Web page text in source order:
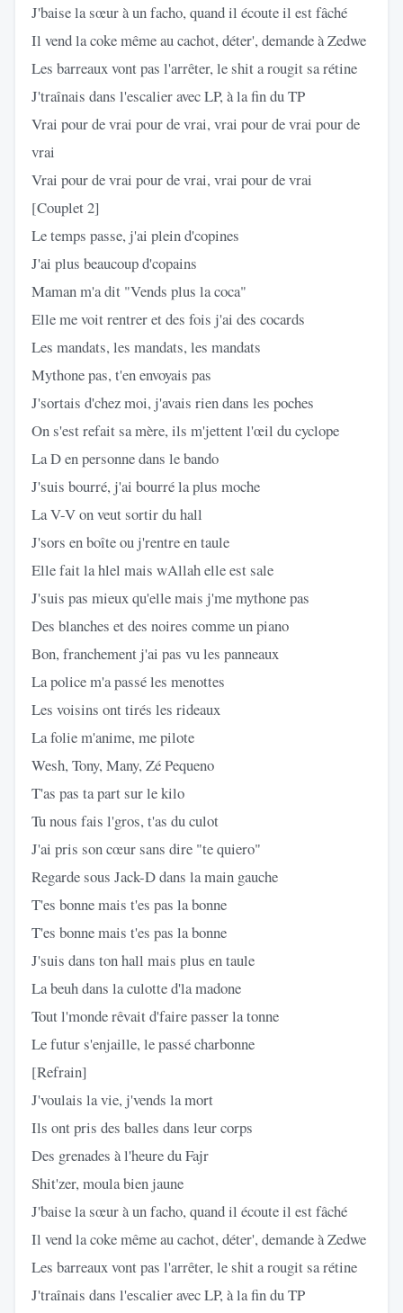
J'baise la sœur à un facho, quand il écoute il est fâché
Il vend la coke même au cachot, déter', demande à Zedwe
Les barreaux vont pas l'arrêter, le shit a rougit sa rétine
J'traînais dans l'escalier avec LP, à la fin du TP
Vrai pour de vrai pour de vrai, vrai pour de vrai pour de
vrai
Vrai pour de vrai pour de vrai, vrai pour de vrai
[Couplet 2]
Le temps passe, j'ai plein d'copines
J'ai plus beaucoup d'copains
Maman m'a dit "Vends plus la coca"
Elle me voit rentrer et des fois j'ai des cocards
Les mandats, les mandats, les mandats
Mythone pas, t'en envoyais pas
J'sortais d'chez moi, j'avais rien dans les poches
On s'est refait sa mère, ils m'jettent l'œil du cyclope
La D en personne dans le bando
J'suis bourré, j'ai bourré la plus moche
La V-V on veut sortir du hall
J'sors en boîte ou j'rentre en taule
Elle fait la hlel mais wAllah elle est sale
J'suis pas mieux qu'elle mais j'me mythone pas
Des blanches et des noires comme un piano
Bon, franchement j'ai pas vu les panneaux
La police m'a passé les menottes
Les voisins ont tirés les rideaux
La folie m'anime, me pilote
Wesh, Tony, Many, Zé Pequeno
T'as pas ta part sur le kilo
Tu nous fais l'gros, t'as du culot
J'ai pris son cœur sans dire "te quiero"
Regarde sous Jack-D dans la main gauche
T'es bonne mais t'es pas la bonne
T'es bonne mais t'es pas la bonne
J'suis dans ton hall mais plus en taule
La beuh dans la culotte d'la madone
Tout l'monde rêvait d'faire passer la tonne
Le futur s'enjaille, le passé charbonne
[Refrain]
J'voulais la vie, j'vends la mort
Ils ont pris des balles dans leur corps
Des grenades à l'heure du Fajr
Shit'zer, moula bien jaune
J'baise la sœur à un facho, quand il écoute il est fâché
Il vend la coke même au cachot, déter', demande à Zedwe
Les barreaux vont pas l'arrêter, le shit a rougit sa rétine
J'traînais dans l'escalier avec LP, à la fin du TP